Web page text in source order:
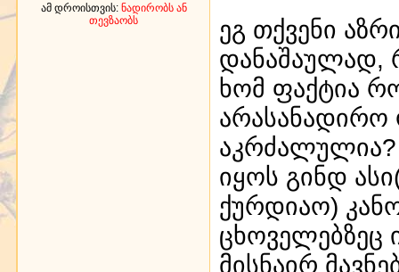
ამ დროისთვის: ნადირობს ან
თევზაობს
ეგ თქვენი
დანაშაულად,
ხომ ფაქტია
არასანადირო
იყოს გინდ
ქურდიაო)
ცხოველებზეც
მისნაირ